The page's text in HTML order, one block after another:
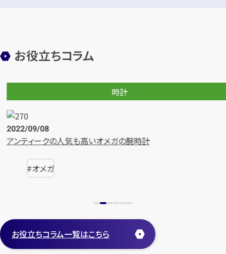
お役立ちコラム
2022/08/19
【2022年最新版】オメガ購入前に読みたい価格別の特徴
お役立ちコラム一覧はこちら